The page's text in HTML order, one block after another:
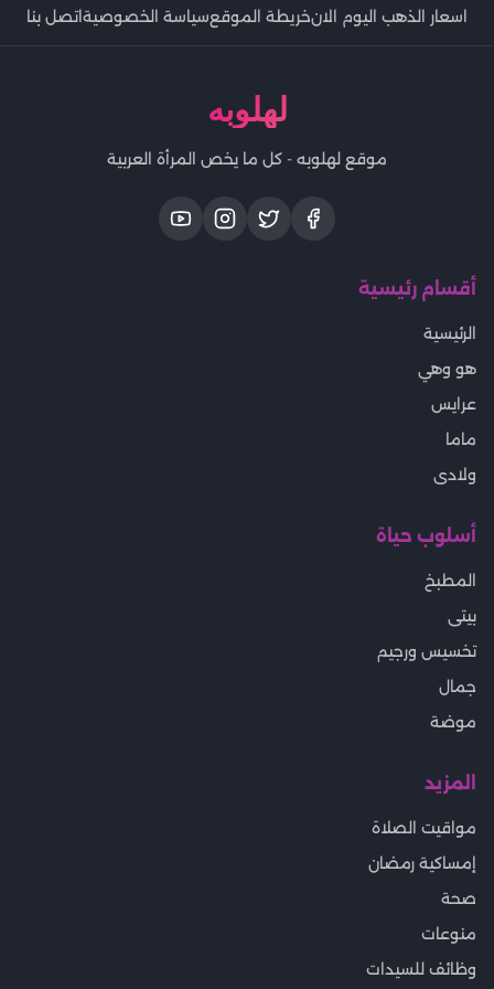
اسعار الذهب اليوم الانخريطة الموقعسياسة الخصوصيةاتصل بنا
لهلوبه
موقع لهلوبه - كل ما يخص المرأة العربية
أقسام رئيسية
الرئيسية
هو وهي
عرايس
ماما
ولادى
أسلوب حياة
المطبخ
بيتى
تخسيس ورجيم
جمال
موضة
المزيد
مواقيت الصلاة
إمساكية رمضان
صحة
منوعات
وظائف للسيدات